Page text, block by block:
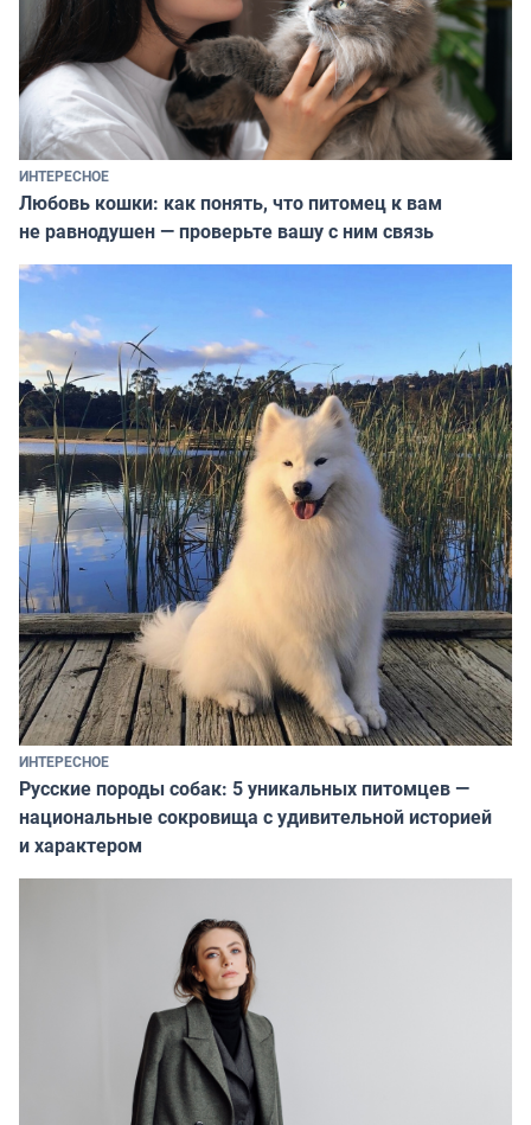
ИНТЕРЕСНОЕ
Любовь кошки: как понять, что питомец к вам
не равнодушен — проверьте вашу с ним связь
ИНТЕРЕСНОЕ
Русские породы собак: 5 уникальных питомцев —
национальные сокровища с удивительной историей
и характером